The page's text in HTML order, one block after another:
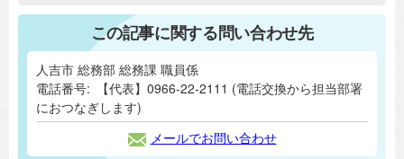
この記事に関する問い合わせ先
人吉市 総務部 総務課 職員係
電話番号:
【代表】0966-22-2111 (電話交換から担当部署
におつなぎします)
メールでお問い合わせ